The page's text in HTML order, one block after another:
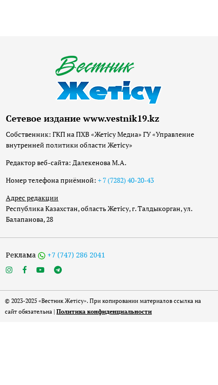
Сетевое издание www.vestnik19.kz
Собственник: ГКП на ПХВ «Жетісу Медиа» ГУ «Управление
внутренней политики области Жетісу»
Редактор веб-сайта: Далекенова М.А.
Номер телефона приёмной: + 7 (7282) 40-20-43
Адрес редакции
Республика Казахстан, область Жетісу, г. Талдыкорган, ул.
Балапанова, 28
Реклама +7 (747) 286 2041
© 2023-2025 «Вестник Жетісу». При копировании материалов ссылка на
сайт обязательна | Политика конфиденциальности